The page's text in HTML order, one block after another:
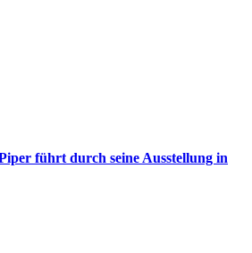
führt durch seine Ausstellung in